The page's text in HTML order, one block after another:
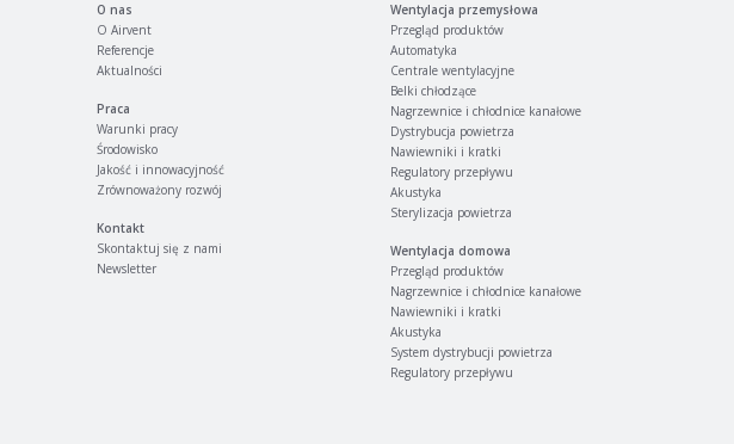
O nas
O Airvent
Referencje
Aktualności
Praca
Warunki pracy
Środowisko
Jakość i innowacyjność
Zrównoważony rozwój
Kontakt
Skontaktuj się z nami
Newsletter
Wentylacja przemysłowa
Przegląd produktów
Automatyka
Centrale wentylacyjne
Belki chłodzące
Nagrzewnice i chłodnice kanałowe
Dystrybucja powietrza
Nawiewniki i kratki
Regulatory przepływu
Akustyka
Sterylizacja powietrza
Wentylacja domowa
Przegląd produktów
Nagrzewnice i chłodnice kanałowe
Nawiewniki i kratki
Akustyka
System dystrybucji powietrza
Regulatory przepływu